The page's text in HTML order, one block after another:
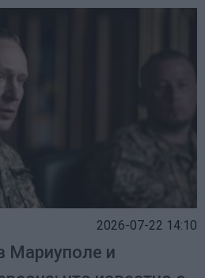
2026-07-22 14:10
Мариуполе и